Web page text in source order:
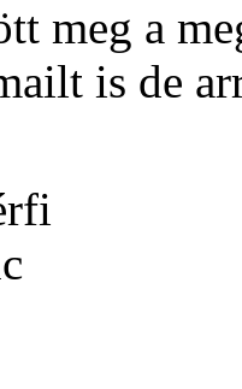
meg a
is de